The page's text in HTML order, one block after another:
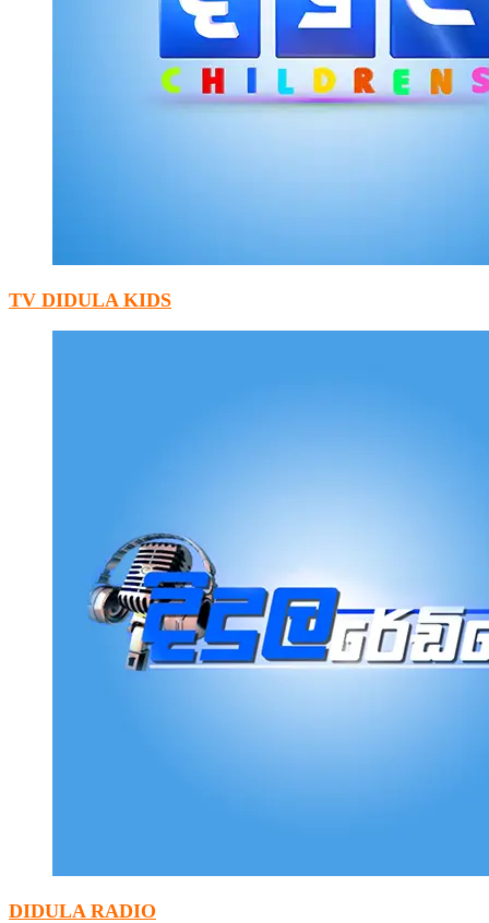
TV DIDULA KIDS
DIDULA RADIO